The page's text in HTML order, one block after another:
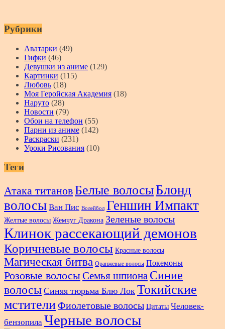
Рубрики
Аватарки (49)
Гифки (46)
Девушки из аниме (129)
Картинки (115)
Любовь (18)
Моя Геройская Академия (18)
Наруто (28)
Новости (79)
Обои на телефон (55)
Парни из аниме (142)
Раскраски (231)
Уроки Рисования (10)
Теги
Атака титановБелые волосыБлонд
волосы Ван Пис Волейбол Геншин Импакт
Желтые волосы Жемчуг Дракона Зеленые волосы
Клинок рассекающий демонов
Коричневые волосы Красные волосы
Магическая битва Оранжевые волосы Покемоны
Розовые волосыСемья шпиона Синие
волосы Синяя тюрьма Блю Лок Токийские
мстителиФиолетовые волосы Цитаты Человек-
бензопила Черные волосы